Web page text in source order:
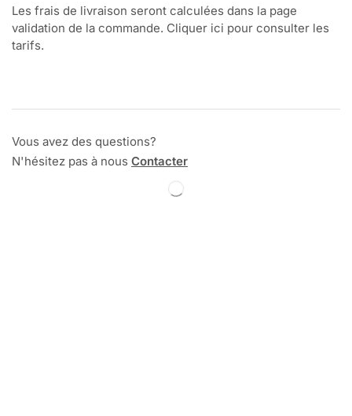
Les frais de livraison seront calculées dans la page
validation de la commande. Cliquer ici pour consulter les
tarifs.
Vous avez des questions?
N'hésitez pas à nous Contacter